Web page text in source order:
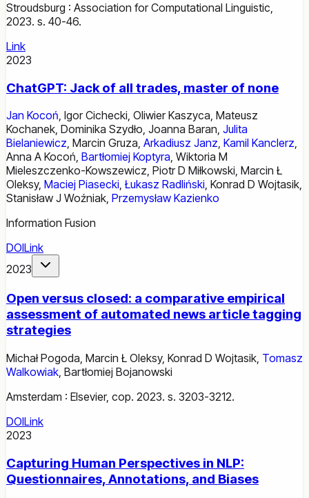
Stroudsburg : Association for Computational Linguistic,
2023. s. 40-46.
Link
2023
ChatGPT: Jack of all trades, master of none
Jan Kocoń, Igor Cichecki, Oliwier Kaszyca, Mateusz
Kochanek, Dominika Szydło, Joanna Baran, Julita
Bielaniewicz, Marcin Gruza, Arkadiusz Janz, Kamil Kanclerz,
Anna A Kocoń, Bartłomiej Koptyra, Wiktoria M
Mieleszczenko-Kowszewicz, Piotr D Miłkowski, Marcin Ł
Oleksy, Maciej Piasecki, Łukasz Radliński, Konrad D Wojtasik,
Stanisław J Woźniak, Przemysław Kazienko
Information Fusion
DOILink
2023
Open versus closed: a comparative empirical
assessment of automated news article tagging
strategies
Michał Pogoda Marcin Ł Oleksy, Konrad D Wojtasik Tomasz
Walkowiak Bartłomiej Bojanowski
Amsterdam : Elsevier, cop. 2023. s. 3203-3212.
DOILink
2023
Capturing Human Perspectives in NLP:
Questionnaires, Annotations, and Biases